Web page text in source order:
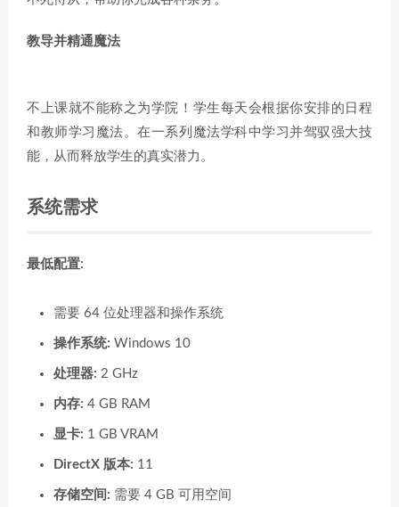
教导并精通魔法
不上课就不能称之为学院！学生每天会根据你安排的日程
和教师学习魔法。在一系列魔法学科中学习并驾驭强大技
能，从而释放学生的真实潜力。
系统需求
最低配置:
需要 64 位处理器和操作系统
操作系统: Windows 10
处理器: 2 GHz
内存: 4 GB RAM
显卡: 1 GB VRAM
DirectX 版本: 11
存储空间: 需要 4 GB 可用空间